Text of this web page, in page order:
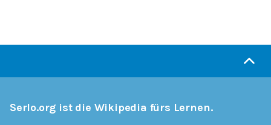
Serlo.org ist die Wikipedia fürs Lernen.